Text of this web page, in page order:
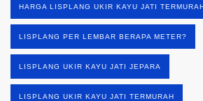
HARGA LISPLANG UKIR KAYU JATI
LISPLANG PER LEMBAR BERAPA METER?
LISPLANG UKIR KAYU JATI JEPARA
LISPLANG UKIR KAYU JATI TERMURAH